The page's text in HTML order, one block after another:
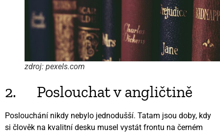
zdroj: pexels.com
2. Poslouchat v angličtině
Poslouchání nikdy nebylo jednodušší. Tatam jsou doby, kdy
si člověk na kvalitní desku musel vystát frontu na černém